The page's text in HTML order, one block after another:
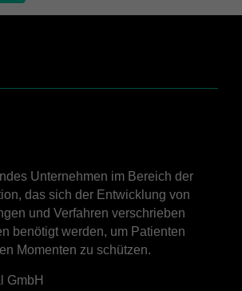
Unternehmen im Bereich der
das sich der Entwicklung von
und Verfahren verschrieben
benötigt werden, um Patienten
Momenten zu schützen.
GmbH